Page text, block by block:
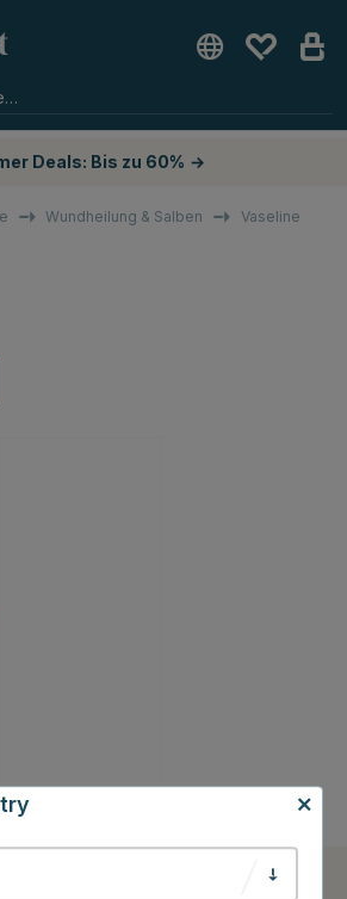
Deals: Bis zu 60% →
Wundheilung & Salben Vaseline